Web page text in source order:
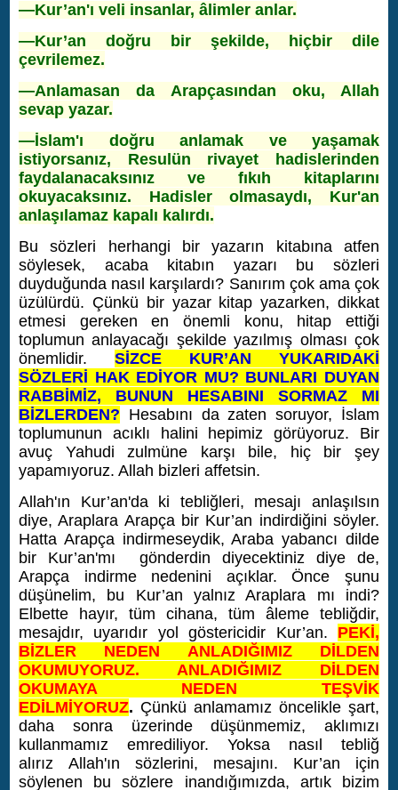
—Kur’an'ı veli insanlar, âlimler anlar.
—Kur’an doğru bir şekilde, hiçbir dile
çevrilemez.
—Anlamasan da Arapçasından oku, Allah
sevap yazar.
—İslam'ı doğru anlamak ve yaşamak
istiyorsanız, Resulün rivayet hadislerinden
faydalanacaksınız ve fıkıh kitaplarını
okuyacaksınız. Hadisler olmasaydı, Kur'an
anlaşılamaz kapalı kalırdı.
Bu sözleri herhangi bir yazarın kitabına atfen
söylesek, acaba kitabın yazarı bu sözleri
duyduğunda nasıl karşılardı? Sanırım çok ama çok
üzülürdü. Çünkü bir yazar kitap yazarken, dikkat
etmesi gereken en önemli konu, hitap ettiği
toplumun anlayacağı şekilde yazılmış olması çok
önemlidir. SİZCE KUR’AN YUKARIDAKİ
SÖZLERİ HAK EDİYOR MU? BUNLARI DUYAN
RABBİMİZ, BUNUN HESABINI SORMAZ MI
BİZLERDEN? Hesabını da zaten soruyor, İslam
toplumunun acıklı halini hepimiz görüyoruz. Bir
avuç Yahudi zulmüne karşı bile, hiç bir şey
yapamıyoruz. Allah bizleri affetsin.
Allah'ın Kur’an'da ki tebliğleri, mesajı anlaşılsın
diye, Araplara Arapça bir Kur’an indirdiğini söyler.
Hatta Arapça indirmeseydik, Araba yabancı dilde
bir Kur’an'mı gönderdin diyecektiniz diye de,
Arapça indirme nedenini açıklar. Önce şunu
düşünelim, bu Kur’an yalnız Araplara mı indi?
Elbette hayır, tüm cihana, tüm âleme tebliğdir,
mesajdır, uyarıdır yol göstericidir Kur’an. PEKİ,
BİZLER NEDEN ANLADIĞIMIZ DİLDEN
OKUMUYORUZ. ANLADIĞIMIZ DİLDEN
OKUMAYA NEDEN TEŞVİK
EDİLMİYORUZ. Çünkü anlamamız öncelikle şart,
daha sonra üzerinde düşünmemiz, aklımızı
kullanmamız emrediliyor. Yoksa nasıl tebliğ
alırız Allah'ın sözlerini, mesajını. Kur’an için
söylenen bu sözlere inandığımızda, artık bizim